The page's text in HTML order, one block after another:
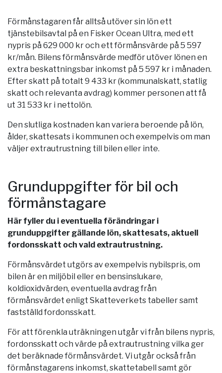
Förmånstagaren får alltså utöver sin lön ett
tjänstebilsavtal på en Fisker Ocean Ultra, med ett
nypris på 629 000 kr och ett förmånsvärde på 5 597
kr/mån. Bilens förmånsvärde medför utöver lönen en
extra beskattningsbar inkomst på 5 597 kr i månaden.
Efter skatt på totalt 9 433 kr (kommunalskatt, statlig
skatt och relevanta avdrag) kommer personen att få
ut 31 533 kr i nettolön.
Den slutliga kostnaden kan variera beroende på lön,
ålder, skattesats i kommunen och exempelvis om man
väljer extrautrustning till bilen eller inte.
Grunduppgifter för bil och
förmånstagare
Här fyller du i eventuella förändringar i
grunduppgifter gällande lön, skattesats, aktuell
fordonsskatt och vald extrautrustning.
Förmånsvärdet utgörs av exempelvis nybilspris, om
bilen är en miljöbil eller en bensinslukare,
koldioxidvärden, eventuella avdrag från
förmånsvärdet enligt Skatteverkets tabeller samt
fastställd fordonsskatt.
För att förenkla uträkningen utgår vi från bilens nypris,
fordonsskatt och värde på extrautrustning vilka ger
det beräknade förmånsvärdet. Vi utgår också från
förmånstagarens inkomst, skattetabell samt gör